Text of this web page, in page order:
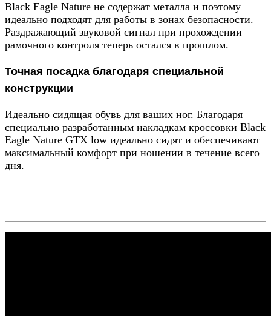
Black Eagle Nature не содержат металла и поэтому
идеально подходят для работы в зонах безопасности.
Раздражающий звуковой сигнал при прохождении
рамочного контроля теперь остался в прошлом.
Точная посадка благодаря специальной
конструкции
Идеально сидящая обувь для ваших ног. Благодаря
специально разработанным накладкам кроссовки Black
Eagle Nature GTX low идеально сидят и обеспечивают
максимальный комфорт при ношении в течение всего
дня.